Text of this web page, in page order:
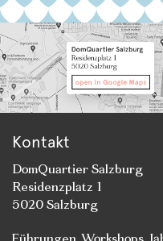
Kontakt
DomQuartier Salzburg
Residenzplatz 1
5020 Salzburg